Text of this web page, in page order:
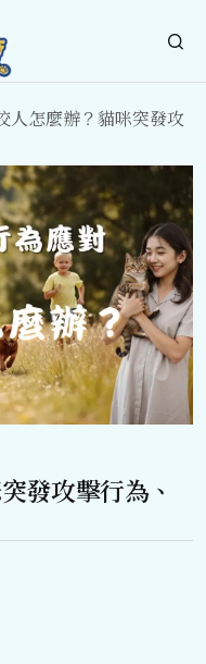
人怎麼辦？貓咪突發攻
發攻擊行為、